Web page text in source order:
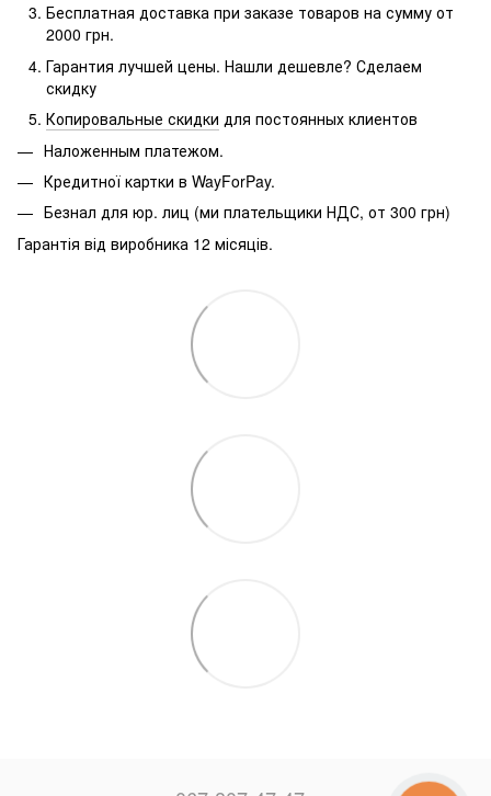
Бесплатная доставка при заказе товаров на сумму от
2000 грн.
Гарантия лучшей цены. Нашли дешевле? Сделаем
скидку
Копировальные скидки для постоянных клиентов
Наложенным платежом.
Кредитної картки в WayForPay.
Безнал для юр. лиц (ми плательщики НДС, от 300 грн)
Гарантія від виробника 12 місяців.